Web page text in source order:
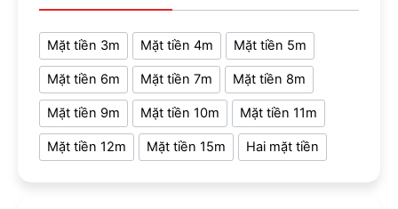
Mặt tiền 3m Mặt tiền 4m Mặt tiền 5m
Mặt tiền 6m Mặt tiền 7m Mặt tiền 8m
Mặt tiền 9m Mặt tiền 10m Mặt tiền 11m
Mặt tiền 12m Mặt tiền 15m Hai mặt tiền